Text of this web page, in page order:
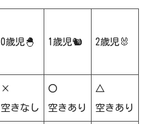
0歳児🐣 1歳児🐿 2歳児🐰
×
空きなし
〇
空きあり
△
空きあり